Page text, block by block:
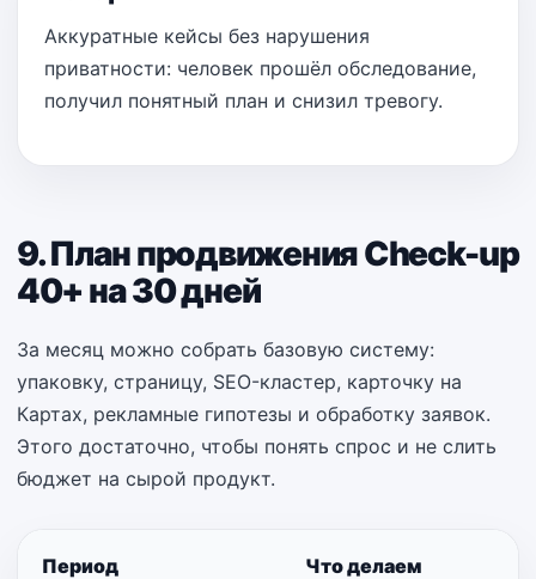
Аккуратные кейсы без нарушения
приватности: человек прошёл обследование,
получил понятный план и снизил тревогу.
9. План продвижения Check-up
40+ на 30 дней
За месяц можно собрать базовую систему:
упаковку, страницу, SEO-кластер, карточку на
Картах, рекламные гипотезы и обработку заявок.
Этого достаточно, чтобы понять спрос и не слить
бюджет на сырой продукт.
Период Что делаем